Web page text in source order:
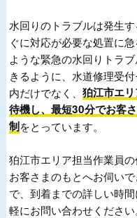
水回りのトラブルは発生
ぐに対応が必要な処置に
ような緊急の水回りトラ
きるように、水道修理受
内だけでなく、狛江市エ
待機し、最短30分でお客
制をとっています。
狛江市エリア担当作業員
お客さまのもとへお伺い
で、到着までの詳しい時
軽にお問い合わせください